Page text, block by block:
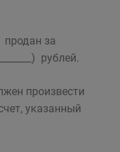
за
рублей.
произвести
указанный